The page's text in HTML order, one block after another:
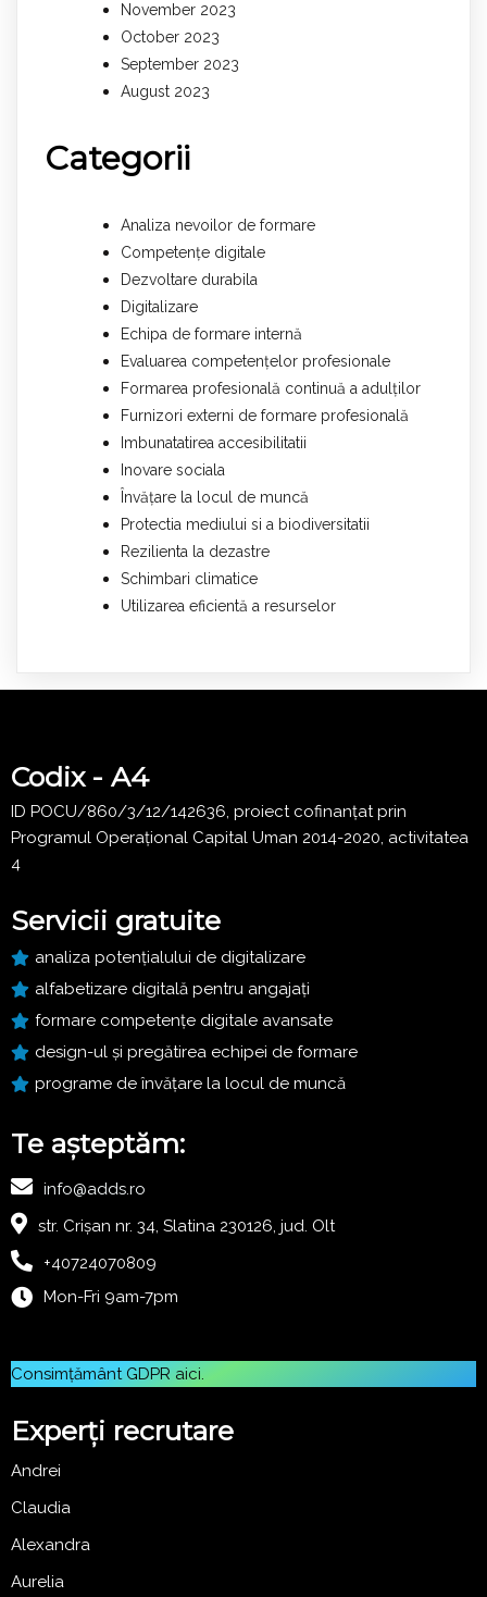
November 2023
October 2023
September 2023
August 2023
Categorii
Analiza nevoilor de formare
Competențe digitale
Dezvoltare durabila
Digitalizare
Echipa de formare internă
Evaluarea competențelor profesionale
Formarea profesională continuă a adulților
Furnizori externi de formare profesională
Imbunatatirea accesibilitatii
Inovare sociala
Învățare la locul de muncă
Protectia mediului si a biodiversitatii
Rezilienta la dezastre
Schimbari climatice
Utilizarea eficientă a resurselor
Codix - A4
ID POCU/860/3/12/142636, proiect cofinanțat prin
Programul Operațional Capital Uman 2014-2020, activitatea
4
Servicii gratuite
analiza potențialului de digitalizare
alfabetizare digitală pentru angajați
formare competențe digitale avansate
design-ul și pregătirea echipei de formare
programe de învățare la locul de muncă
Te așteptăm:
info@adds.ro
str. Crișan nr. 34, Slatina 230126, jud. Olt
+40724070809
Mon-Fri 9am-7pm
Consimțământ GDPR aici
Experți recrutare
Andrei
Claudia
Alexandra
Aurelia